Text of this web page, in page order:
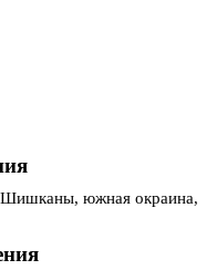
южная окраина,